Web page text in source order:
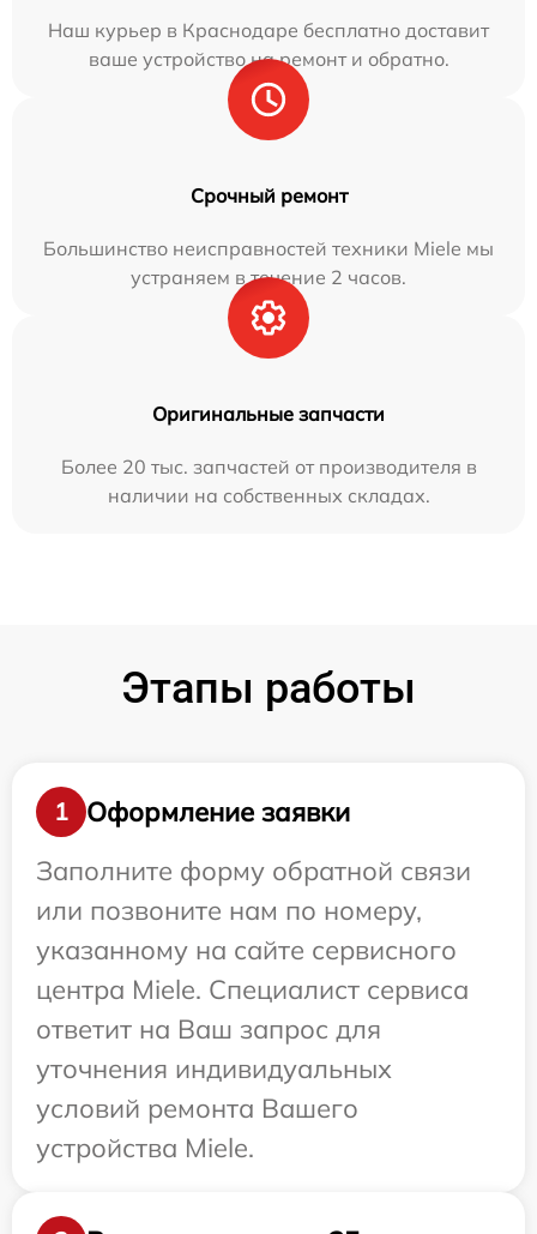
Наш курьер в Краснодаре бесплатно доставит
ваше устройство на ремонт и обратно.
Срочный ремонт
Большинство неисправностей техники Miele мы
устраняем в течение 2 часов.
Оригинальные запчасти
Более 20 тыс. запчастей от производителя в
наличии на собственных складах.
Этапы работы
1
Оформление заявки
Заполните форму обратной связи
или позвоните нам по номеру,
указанному на сайте сервисного
центра Miele. Специалист сервиса
ответит на Ваш запрос для
уточнения индивидуальных
условий ремонта Вашего
устройства Miele.